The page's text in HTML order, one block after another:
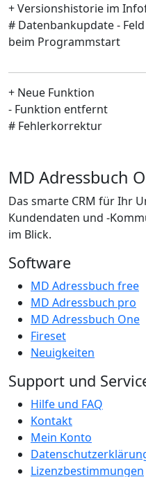
+ Versionshistorie im
# Datenbankupdate -
beim Programmstart
+ Neue Funktion
- Funktion entfernt
# Fehlerkorrektur
MD Adressbuch
Das smarte CRM für Ihr
Kundendaten und -
im Blick.
Software
MD Adressbuch free
MD Adressbuch pro
MD Adressbuch One
Fireset
Neuigkeiten
Support und
Hilfe und FAQ
Kontakt
Mein Konto
Lizenzbestimmungen